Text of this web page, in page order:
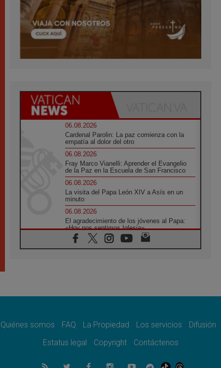
06.08.2026
Cardenal Parolin: La paz comienza con la
empatía al dolor del otro
06.08.2026
Fray Marco Vianelli: Aprender el Evangelio
de la Paz en la Escuela de San Francisco
06.08.2026
La visita del Papa León XIV a Asís en un
minuto
06.08.2026
El agradecimiento de los jóvenes al Papa:
«Hoy nos sentimos Iglesia»
06.08.2026
Líbano: Reanudan los coloquios en Roma en
paz
Sturla: La visita de León XIV será una buena
06.08.2026
Quiénes somos FAQ La Propiedad Los servicios
Difusión
Estatus legal
Copyright Contáctenos